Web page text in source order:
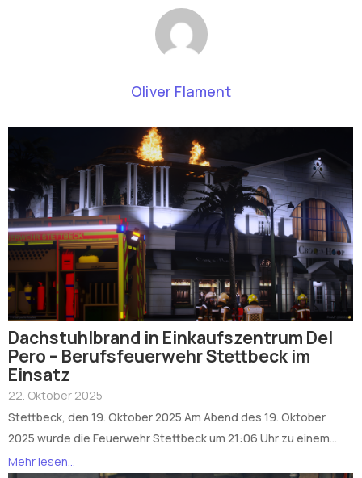
Oliver Flament
Dachstuhlbrand in Einkaufszentrum Del
Pero – Berufsfeuerwehr Stettbeck im
Einsatz
22. Oktober 2025
Stettbeck, den 19. Oktober 2025 Am Abend des 19. Oktober
2025 wurde die Feuerwehr Stettbeck um 21:06 Uhr zu einem...
Mehr lesen...